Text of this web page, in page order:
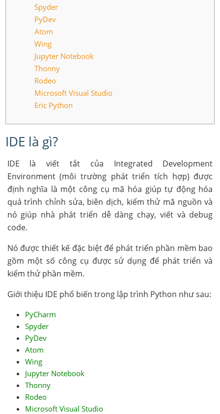
Spyder
PyDev
Atom
Wing
Jupyter Notebook
Thonny
Rodeo
Microsoft Visual Studio
Eric Python
IDE là gì?
IDE là viết tắt của Integrated Development
Environment (môi trường phát triển tích hợp) được
định nghĩa là một công cụ mã hóa giúp tự động hóa
quá trình chỉnh sửa, biên dịch, kiểm thử mã nguồn và
nó giúp nhà phát triển dễ dàng chạy, viết và debug
code.
Nó được thiết kế đặc biệt để phát triển phần mềm bao
gồm một số công cụ được sử dụng để phát triển và
kiểm thử phần mềm.
Giới thiệu IDE phổ biến trong lập trình Python như sau:
PyCharm
Spyder
PyDev
Atom
Wing
Jupyter Notebook
Thonny
Rodeo
Microsoft Visual Studio